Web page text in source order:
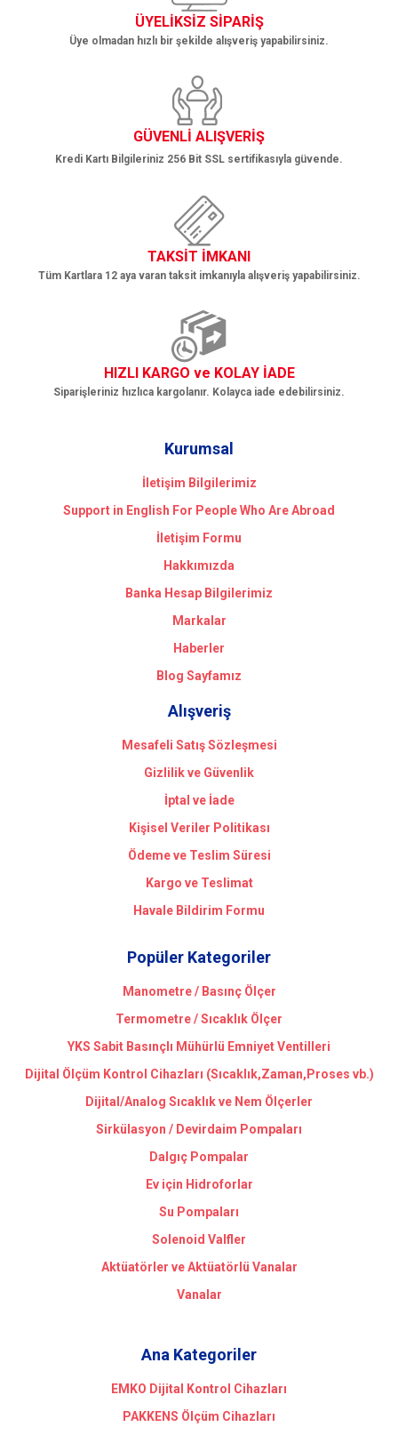
Gönder
ÜYELİKSİZ SİPARİŞ
Üye olmadan hızlı bir şekilde alışveriş yapabilirsiniz.
GÜVENLİ ALIŞVERİŞ
Kredi Kartı Bilgileriniz 256 Bit SSL sertifikasıyla güvende.
TAKSİT İMKANI
Tüm Kartlara 12 aya varan taksit imkanıyla alışveriş yapabilirsiniz.
HIZLI KARGO ve KOLAY İADE
Siparişleriniz hızlıca kargolanır. Kolayca iade edebilirsiniz.
Kurumsal
İletişim Bilgilerimiz
Support in English For People Who Are Abroad
İletişim Formu
Hakkımızda
Banka Hesap Bilgilerimiz
Markalar
Haberler
Blog Sayfamız
Alışveriş
Mesafeli Satış Sözleşmesi
Gizlilik ve Güvenlik
İptal ve İade
Kişisel Veriler Politikası
Ödeme ve Teslim Süresi
Kargo ve Teslimat
Havale Bildirim Formu
Popüler Kategoriler
Manometre / Basınç Ölçer
Termometre / Sıcaklık Ölçer
YKS Sabit Basınçlı Mühürlü Emniyet Ventilleri
Dijital Ölçüm Kontrol Cihazları (Sıcaklık,Zaman,Proses vb.)
Dijital/Analog Sıcaklık ve Nem Ölçerler
Sirkülasyon / Devirdaim Pompaları
Dalgıç Pompalar
Ev için Hidroforlar
Su Pompaları
Solenoid Valfler
Aktüatörler ve Aktüatörlü Vanalar
Vanalar
Ana Kategoriler
EMKO Dijital Kontrol Cihazları
PAKKENS Ölçüm Cihazları